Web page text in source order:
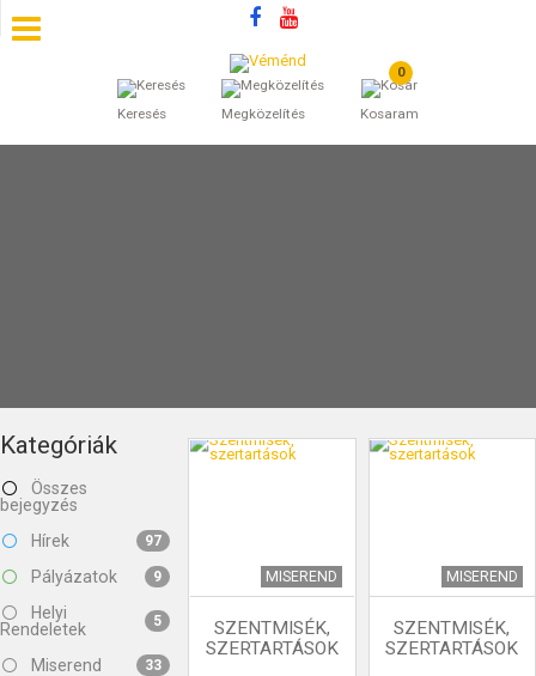
Keresés Megközelítés
0
Kosaram
SZÁLLÁSOK
BEJEGYZÉSEK
Kategóriák
Összes
bejegyzés
Hírek
97
Pályázatok 9
Helyi
Rendeletek
5
Miserend 33
MISEREND
SZENTMISÉK,
SZERTARTÁSOK
MISEREND
SZENTMISÉK,
SZERTARTÁSOK